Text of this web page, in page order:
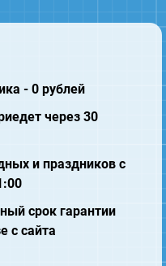
- 0 рублей
через 30
и праздников с
срок гарантии
с сайта